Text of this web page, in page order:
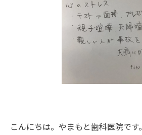
こんにちは。やまもと歯科医院です。